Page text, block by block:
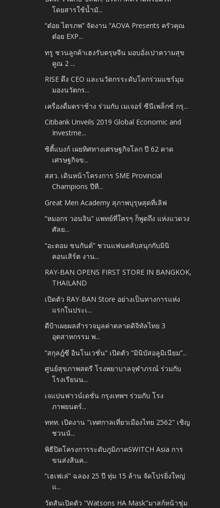
โดยสารใช้น้ำมั...
“ต๋อย ไตรภพ” จัดงาน “AOVA Presents ครัวคุณ
ต๋อย EXP...
ทรู ชวนลูกค้าเฮงรับตรุษจีน มอบอั่งเปาความสุข
คูณ 2 ...
RISE ดึง CEO และนวัตกรระดับโลกร่วมแชร์มุม
มองนวัตกร...
เครื่องดื่มตราช้าง ร่วมกับ เมเจอร์ ซีนีเพล็กซ์ กรุ...
Citibank Unveils 2019 Global Economic and
Investme...
ซิตี้แบงก์ เผยทิศทางเศรษฐกิจโลก ปี 62 คาด
เศรษฐกิจข...
สสว. เดินหน้าโครงการ SME Provincial
Champions ปีที...
Great Men Academy สุภาพบุรุษสุดที่เลิฟ
“หมอกร วอนจิน” แพทย์ที่ใครๆ ก็พูดถึง แห่งแวดวง
ศัลย...
“อะตอม ชนกันต์” ชวนแฟนคลับสนุกกับมินิ
คอนเสิร์ต งาน...
RAY-BAN OPENS FIRST STORE IN BANGKOK,
THAILAND
เปิดตัว RAY-BAN Store อย่างเป็นทางการแห่ง
แรกในประเ...
ดีป้าเผยผลสำรวจมูลค่าตลาดดิจิทัลไทย 3
อุตสาหกรรม พ...
“สกุลฎ์ซี อินโนเวชั่น” เปิดตัว “มินิบัสอลูมิเนียม”...
ศูนย์สุขภาพสตรี โรงพยาบาลจุฬาภรณ์ ร่วมกับ
โรงเรียนน...
เจแปนฟาวน์เดชั่น กรุงเทพฯ ร่วมกับ โรง
ภาพยนตร์...
ททท. เปิดงาน "เทศกาลเที่ยวเมืองไทย 2562" เชิญ
ชวนนั...
พิธีปิดโครงการระดับภูมิภาคSWITCH Asia การ
ขนส่งสินค...
“เฮเฟเล่” ฉลอง 25 ปี ทุ่ม 15 ล้าน จัดโปรยิ่งใหญ่
แ...
วัตสันเปิดตัว "Watsons HA Mask"มาสก์หน้าชุ่ม